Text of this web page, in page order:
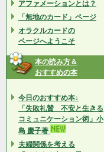
アファメーションとは？
「無地のカード」ページ
オラクルカードの
ページへようこそ
本の読み方＆
おすすめの本
今日のおすすめ本↓
「失敗礼賛 不安と生きる
コミュニケーション術」小
島 慶子著
夫婦関係を考える